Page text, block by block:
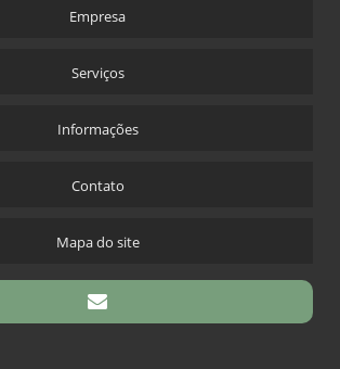
Empresa
Serviços
Informações
Contato
Mapa do site